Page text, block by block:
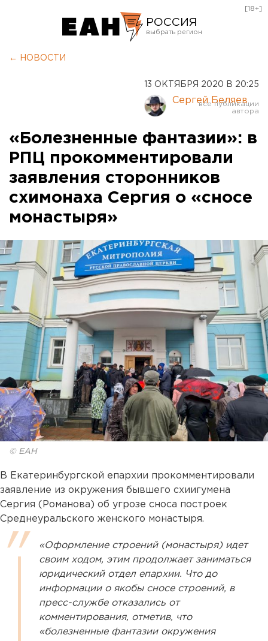
РОССИЯ
Курган
Оренбург
[18+]
← НОВОСТИ
13 ОКТЯБРЯ 2020 В 20:25
Сергей Беляев
«Болезненные фантазии»: в
РПЦ прокомментировали
заявления сторонников
схимонаха Сергия о «сносе
монастыря»
© ЕАН
В Екатеринбургской епархии прокомментировали
заявление из окружения бывшего схиигумена
Сергия (Романова) об угрозе сноса построек
Среднеуральского женского монастыря.
«Оформление строений (монастыря) идет
своим ходом, этим продолжает заниматься
юридический отдел епархии. Что до
информации о якобы сносе строений, в
пресс-службе отказались от
комментирования, отметив, что
«болезненные фантазии окружения